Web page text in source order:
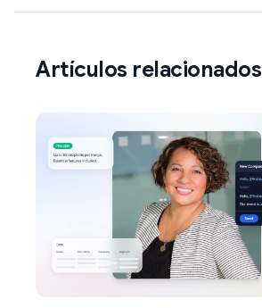
Artículos relacionados